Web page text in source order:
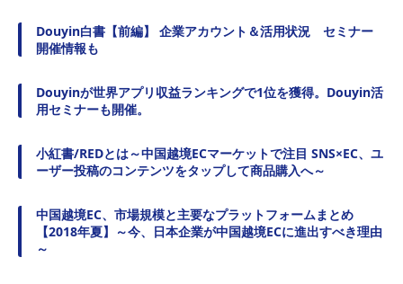
Douyin白書【前編】 企業アカウント＆活用状況 セミナー
開催情報も
Douyinが世界アプリ収益ランキングで1位を獲得。Douyin活
用セミナーも開催。
小紅書/REDとは～中国越境ECマーケットで注目 SNS×EC、ユ
ーザー投稿のコンテンツをタップして商品購入へ～
中国越境EC、市場規模と主要なプラットフォームまとめ
【2018年夏】～今、日本企業が中国越境ECに進出すべき理由
～